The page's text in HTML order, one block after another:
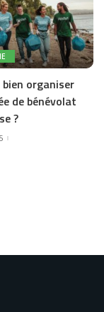
organiser
de bénévolat
?